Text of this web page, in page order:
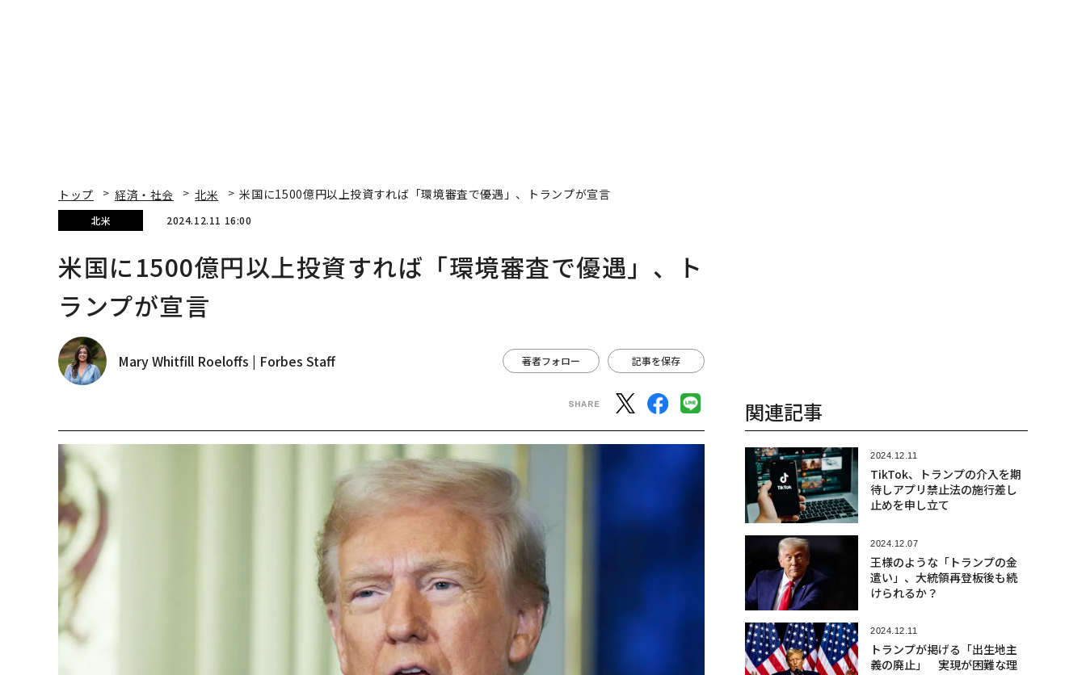
内製化こそ、コンサルテ
ィングの本質だ レバレ
ジーズが実践する、次世
代ファームの全貌
革新は下山で生まれる─
Sに込めた「DISCOVE
R」の哲学
ト、「超個別化」の核心
【MUFG×ウェルスナビ
s Park」がオープン──
タマディックが健康経営
米国に1500億円以上投資すれば「環境審査で優遇」、トランプが宣言